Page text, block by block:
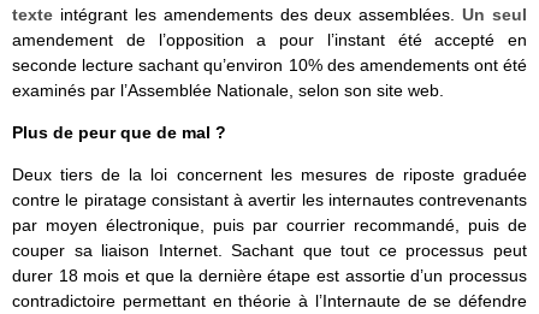
texte intégrant les amendements des deux assemblées.Un seul
amendement de l’opposition a pour l’instant été accepté en
seconde lecture sachant qu’environ 10% des amendements ont été
examinés par l’Assemblée Nationale, selon son site web.
Plus de peur que de mal ?
Deux tiers de la loi concernent les mesures de riposte graduée
contre le piratage consistant à avertir les internautes contrevenants
par moyen électronique, puis par courrier recommandé, puis de
couper sa liaison Internet. Sachant que tout ce processus peut
durer 18 mois et que la dernière étape est assortie d’un processus
contradictoire permettant en théorie à l’Internaute de se défendre